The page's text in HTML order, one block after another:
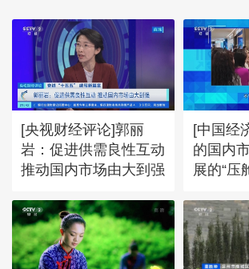
[央视财经评论]郭丽
岩：促进供需良性互动
推动国内市场由大到强
[中国经
的国内
展的“压